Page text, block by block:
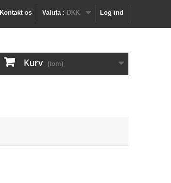
Log ind
Valuta : DKK
Kontakt os
Kurv (tom)